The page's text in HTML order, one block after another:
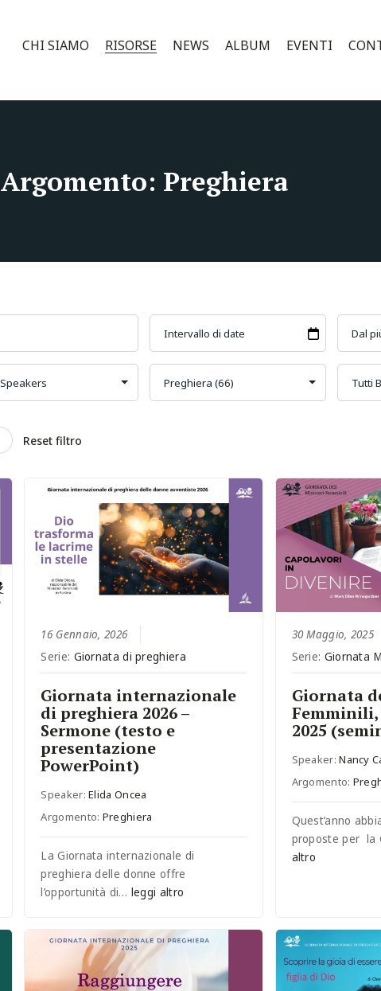
CHI SIAMO RISORSE NEWS ALBUM EVENTI
Argomento: Preghiera
Reset filtro
16 Gennaio, 2026
Serie: Giornata di preghiera
Giornata internazionale
di preghiera 2026 –
Sermone (testo e
presentazione
PowerPoint)
Speaker:Elida Oncea
Argomento: Preghiera
La Giornata internazionale di
preghiera delle donne offre
l’opportunità di… leggi altro
30 Maggio, 2025
Serie: Giornata
Giornata
Femminili,
2025
Speaker:Nancy
Argomento:
Quest’anno
proposte per la
altro